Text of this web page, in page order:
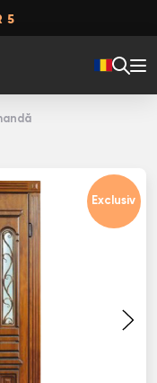
5
Exclusiv